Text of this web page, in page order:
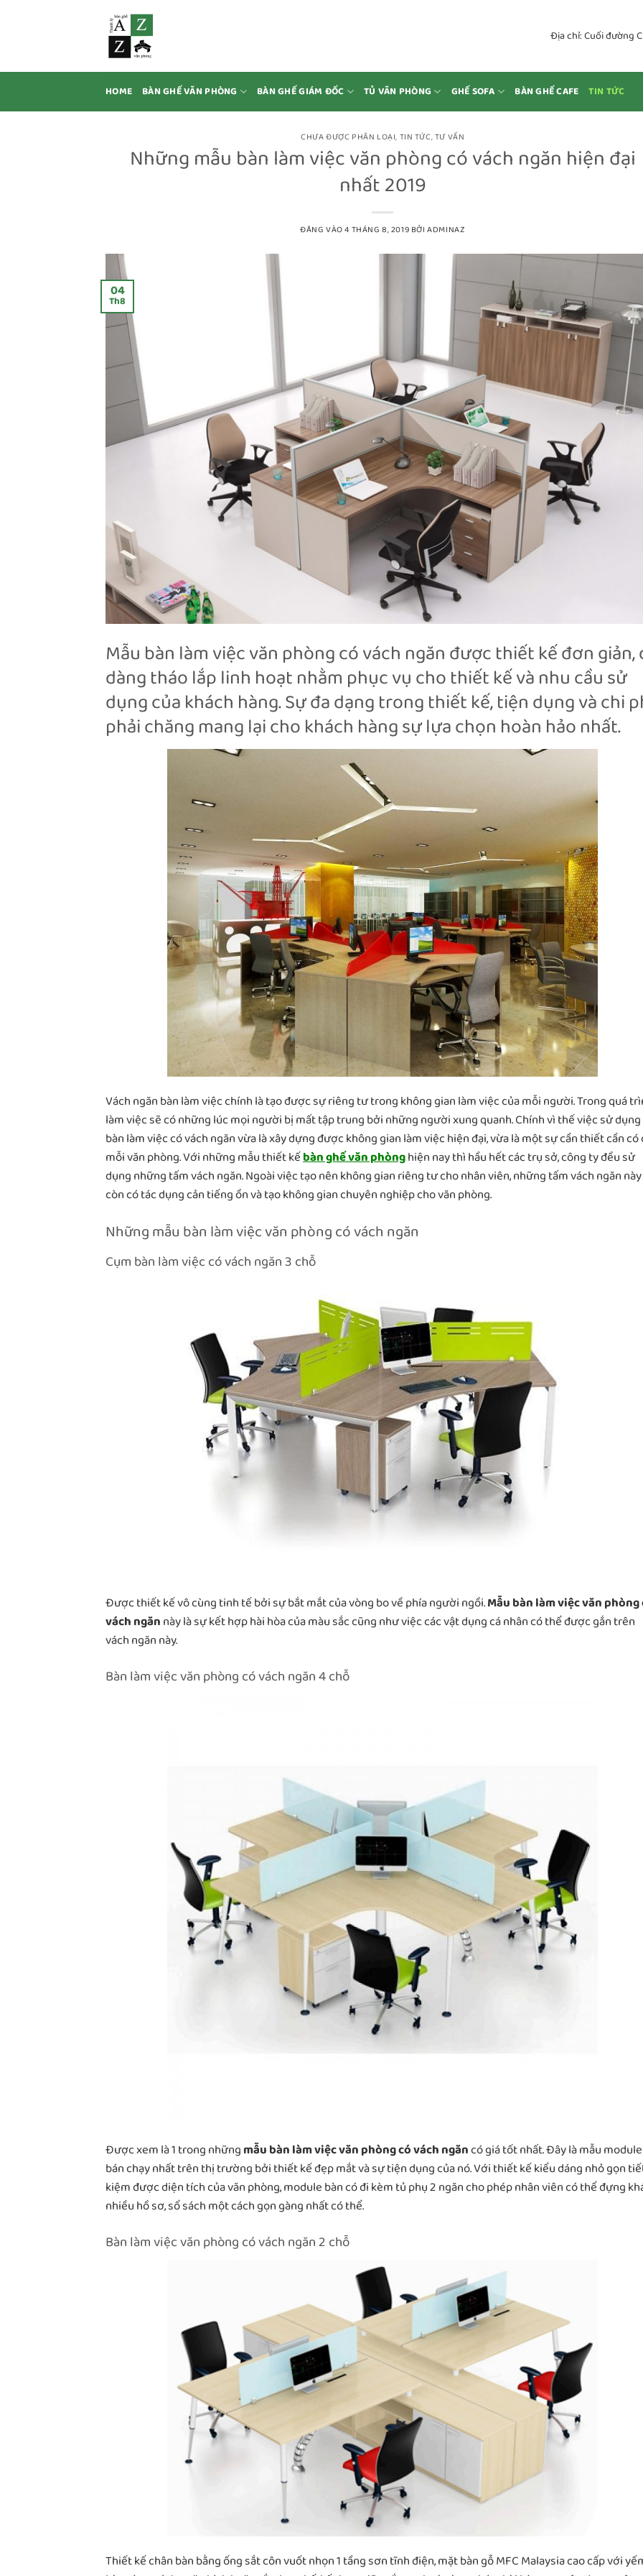
Địa chỉ: Cuối đường
HOME BÀN GHẾ VĂN PHÒNG BÀN GHẾ GIÁM ĐỐC TỦ VĂN PHÒNG GHẾ SOFA BÀN GHẾ CAFE TIN TỨC
CHƯA ĐƯỢC PHÂN LOẠI, TIN TỨC,TƯ VẤN
Những mẫu bàn làm việc văn phòng có vách ngăn hiện đại
nhất 2019
ĐĂNG VÀO4 THÁNG 8, 2019 BỞIADMINAZ
04
Th8
Mẫu bàn làm việc văn phòng có vách ngăn được thiết kế đơn giản,
dàng tháo lắp linh hoạt nhằm phục vụ cho thiết kế và nhu cầu sử
dụng của khách hàng. Sự đa dạng trong thiết kế, tiện dụng và chi
phải chăng mang lại cho khách hàng sự lựa chọn hoàn hảo nhất.
Vách ngăn bàn làm việc chính là tạo được sự riêng tư trong không gian làm việc của mỗi người. Trong quá
làm việc sẽ có những lúc mọi người bị mất tập trung bởi những người xung quanh. Chính vì thế việc sử dụng
bàn làm việc có vách ngăn vừa là xây dựng được không gian làm việc hiện đại, vừa là một sự cần thiết cần có
mỗi văn phòng. Với những mẫu thiết kếbàn ghế văn phònghiện nay thì hầu hết các trụ sở, công ty đều sử
dụng những tấm vách ngăn. Ngoài việc tạo nên không gian riêng tư cho nhân viên, những tấm vách ngăn này
còn có tác dụng cản tiếng ồn và tạo không gian chuyên nghiệp cho văn phòng.
Những mẫu bàn làm việc văn phòng có vách ngăn
Cụm bàn làm việc có vách ngăn 3 chỗ
Được thiết kế vô cùng tinh tế bởi sự bắt mắt của vòng bo về phía người ngồi.Mẫu bàn làm việc văn phòng
vách ngănnày là sự kết hợp hài hòa của màu sắc cũng như việc các vật dụng cá nhân có thể được gắn trên
vách ngăn này.
Bàn làm việc văn phòng có vách ngăn 4 chỗ
Được xem là 1 trong nhữngmẫu bàn làm việc văn phòng có vách ngăncó giá tốt nhất. Đây là mẫu module
bán chạy nhất trên thị trường bởi thiết kế đẹp mắt và sự tiện dụng của nó. Với thiết kế kiểu dáng nhỏ gọn
kiệm được diện tích của văn phòng, module bàn có đi kèm tủ phụ 2 ngăn cho phép nhân viên có thể đựng
nhiều hồ sơ, sổ sách một cách gọn gàng nhất có thể.
Bàn làm việc văn phòng có vách ngăn 2 chỗ
Thiết kế chân bàn bằng ống sắt côn vuốt nhọn 1 tầng sơn tĩnh điện, mặt bàn gỗ MFC Malaysia cao cấp với